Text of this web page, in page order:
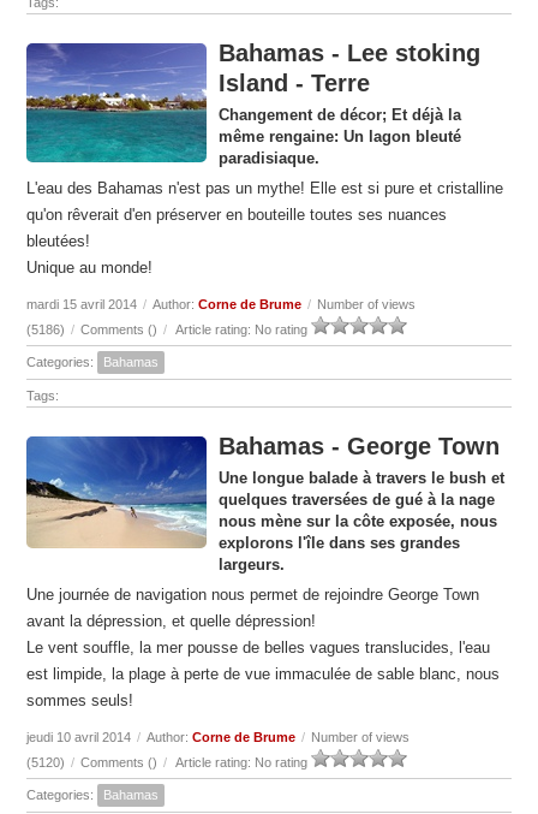
Bahamas - Lee stoking
Island - Terre
Changement de décor; Et déjà la
même rengaine: Un lagon bleuté
paradisiaque.
L'eau des Bahamas n'est pas un mythe! Elle est si pure et cristalline
qu'on rêverait d'en préserver en bouteille toutes ses nuances
bleutées!
Unique au monde!
mardi 15 avril 2014 / Author:Corne de Brume / Number of views
(5186) / Comments () / Article rating: No rating
Categories: Bahamas
Tags:
Bahamas - George Town
Une longue balade à travers le bush et
quelques traversées de gué à la nage
nous mène sur la côte exposée, nous
explorons l'île dans ses grandes
largeurs.
Une journée de navigation nous permet de rejoindre George Town
avant la dépression, et quelle dépression!
Le vent souffle, la mer pousse de belles vagues translucides, l'eau
est limpide, la plage à perte de vue immaculée de sable blanc, nous
sommes seuls!
jeudi 10 avril 2014 / Author:Corne de Brume / Number of views
(5120) / Comments () / Article rating: No rating
Categories: Bahamas